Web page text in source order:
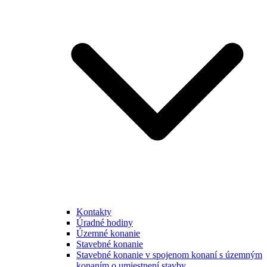
Kontakty
Úradné hodiny
Územné konanie
Stavebné konanie
Stavebné konanie v spojenom konaní s územným